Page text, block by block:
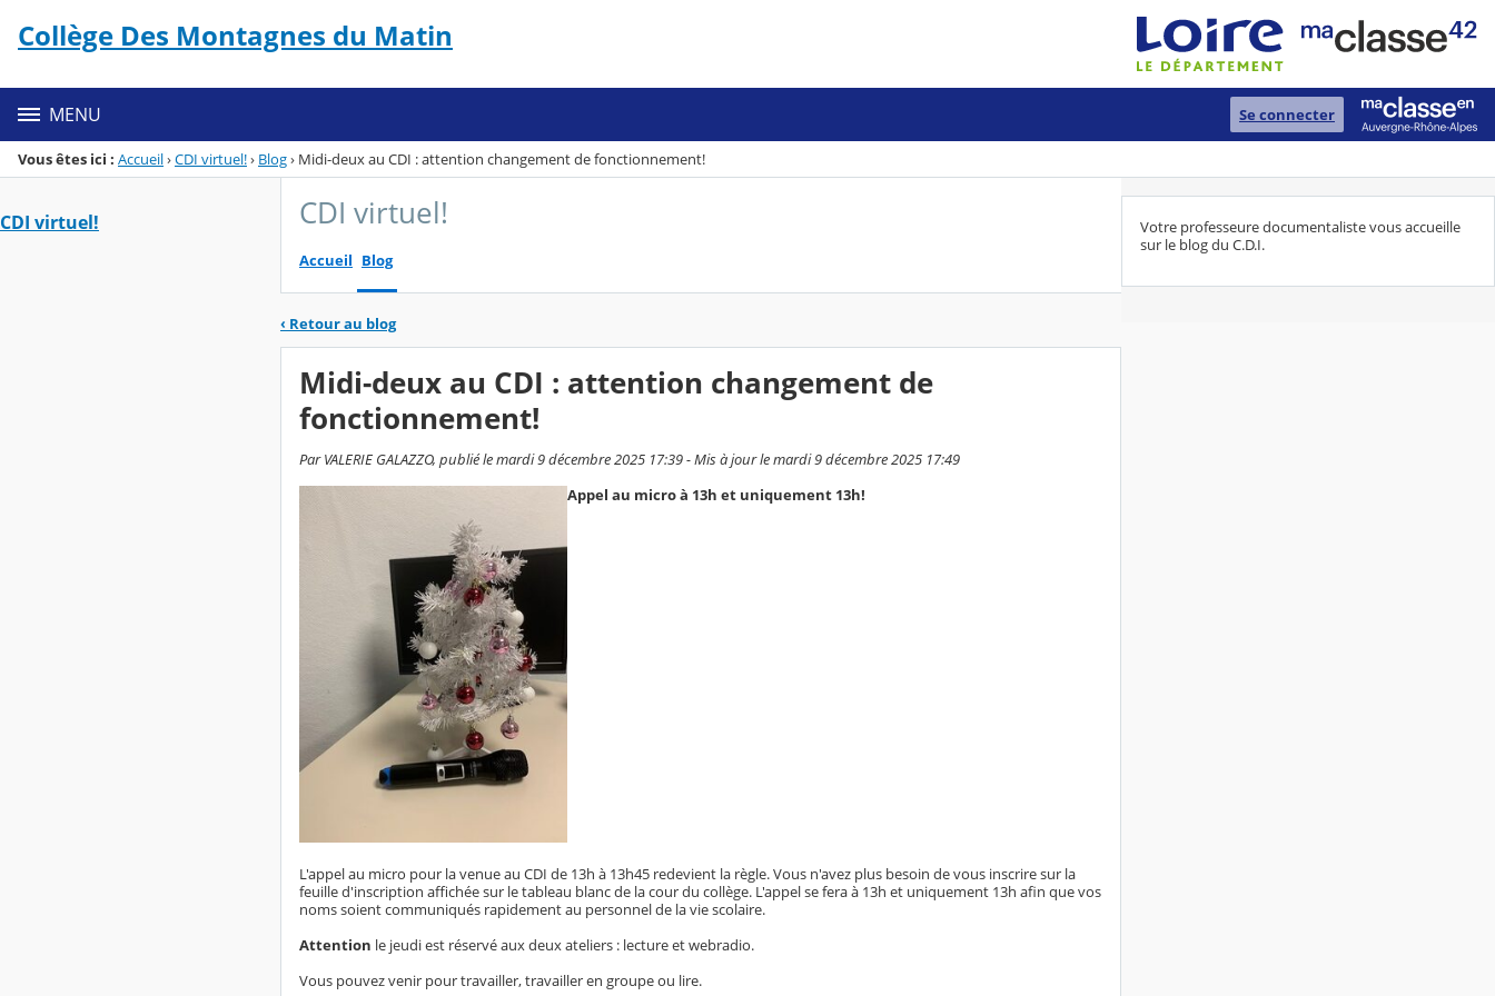
Menu de la rubrique
Contenu
Collège Des Montagnes du Matin
MENU Se connecter
Vous êtes ici : Accueil›CDI virtuel!› Blog› Midi-deux au CDI : attention changement de fonctionnement!
CDI virtuel! CDI virtuel!
Accueil Blog
‹ Retour au blog
Midi-deux au CDI : attention changement de
fonctionnement!
Par VALERIE GALAZZO, publié le mardi 9 décembre 2025 17:39 - Mis à jour le mardi 9 décembre 2025 17:49
Appel au micro à 13h et uniquement 13h!
L'appel au micro pour la venue au CDI de 13h à 13h45 redevient la règle. Vous n'avez plus besoin de vous inscrire sur la
feuille d'inscription affichée sur le tableau blanc de la cour du collège. L'appel se fera à 13h et uniquement 13h afin que vos
noms soient communiqués rapidement au personnel de la vie scolaire.
Attention le jeudi est réservé aux deux ateliers : lecture et webradio.
Vous pouvez venir pour travailler, travailler en groupe ou lire.
Votre professeure documentaliste vous accueille
sur le blog du C.D.I.